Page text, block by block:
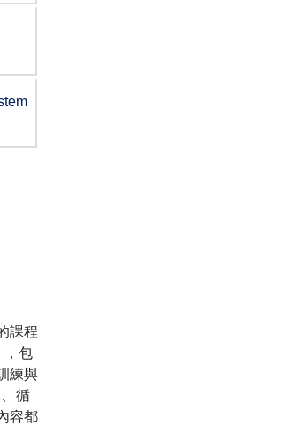
課程
，包
練與
循
容都